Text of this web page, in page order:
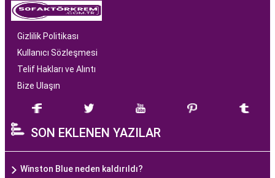
Gizlilik Politikası
Kullanıcı Sözleşmesi
Telif Hakları ve Alıntı
Bize Ulaşın
SON EKLENEN YAZILAR
Winston Blue neden kaldırıldı?